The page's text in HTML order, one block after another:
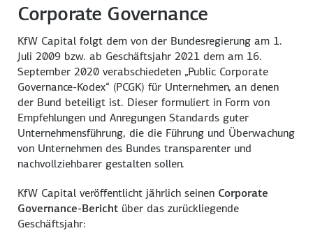
Corporate Governance
KfW Capital folgt dem von der Bundesregierung am 1.
Juli 2009 bzw. ab Geschäftsjahr 2021 dem am 16.
September 2020 verabschiedeten „Public Corporate
Governance-Kodex“ (PCGK) für Unternehmen, an denen
der Bund beteiligt ist. Dieser formuliert in Form von
Empfehlungen und Anregungen Standards guter
Unternehmensführung, die die Führung und Überwachung
von Unternehmen des Bundes transparenter und
nachvollziehbarer gestalten sollen.
KfW Capital veröffentlicht jährlich seinen Corporate
Governance-Bericht über das zurückliegende
Geschäftsjahr: